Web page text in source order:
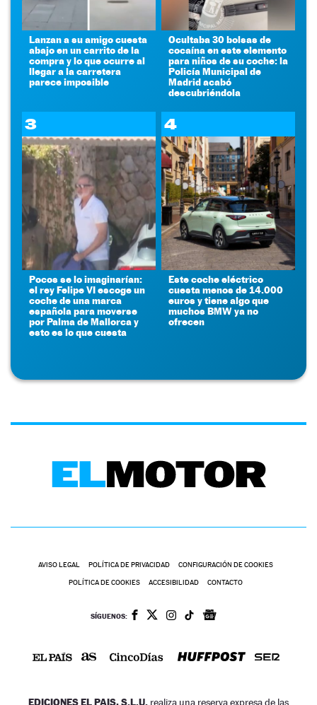
Lanzan a su amigo cuesta
abajo en un carrito de la
compra y lo que ocurre al
llegar a la carretera
parece imposible
Ocultaba 30 bolsas de
cocaína en este elemento
para niños de su coche: la
Policía Municipal de
Madrid acabó
descubriéndola
3
Pocos se lo imaginarían:
el rey Felipe VI escoge un
coche de una marca
española para moverse
por Palma de Mallorca y
esto es lo que cuesta
4
Este coche eléctrico
cuesta menos de 14.000
euros y tiene algo que
muchos BMW ya no
ofrecen
AVISO LEGAL POLÍTICA DE PRIVACIDAD CONFIGURACIÓN DE COOKIES
POLÍTICA DE COOKIES ACCESIBILIDAD CONTACTO
SÍGUENOS:
EDICIONES EL PAIS, S.L.U. realiza una reserva expresa de las